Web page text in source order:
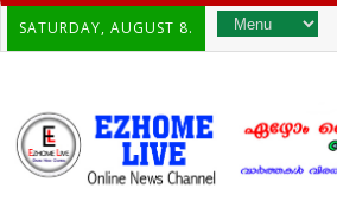
SATURDAY, AUGUST 8.